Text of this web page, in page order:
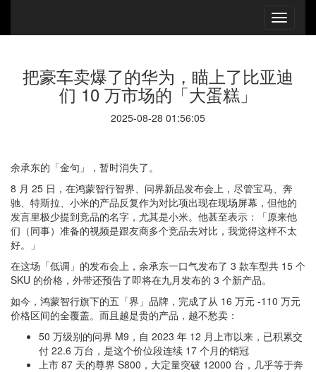
把豪车卖爆了的华为，瞄上了比亚迪
们 10 万市场的「大蛋糕」
2025-08-28 01:56:05
余承东的「金句」，暂时消失了。
8 月 25 日，在鸿蒙智行智界、问界新品发布会上，尽管宝马、奔
驰、特斯拉、小米的产品反复作为对比项出现在现场屏幕，但他的
发言里极少提到竞品的名字，尤其是小米。他甚至表示：「原来他
们（同事）准备的视频是跟友商多个竞品去对比，我觉得这样不太
好。」
在这场「低调」的发布会上， 余承东一口气发布了 3 款车型共 15 个
SKU 的价格 ，外带还预告了即将在九月发布的 3 个新产品。
如今，鸿蒙智行旗下的五「界」品牌，完成了从 16 万元 -110 万元
价格区间的全覆盖。而且越是贵的产品，越不愁卖：
50 万级别的问界 M9，自 2023 年 12 月上市以来，已积累交
付 22.6 万台，是这个价位段连续 17 个月的销冠
上市 87 天的尊界 S800，大定量突破 12000 台，几乎等于奔